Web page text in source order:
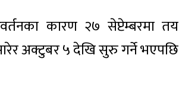
कारण २७ सेप्टेम्बरमा तय
अक्टुबर ५ देखि सुरु गर्ने भएपछि